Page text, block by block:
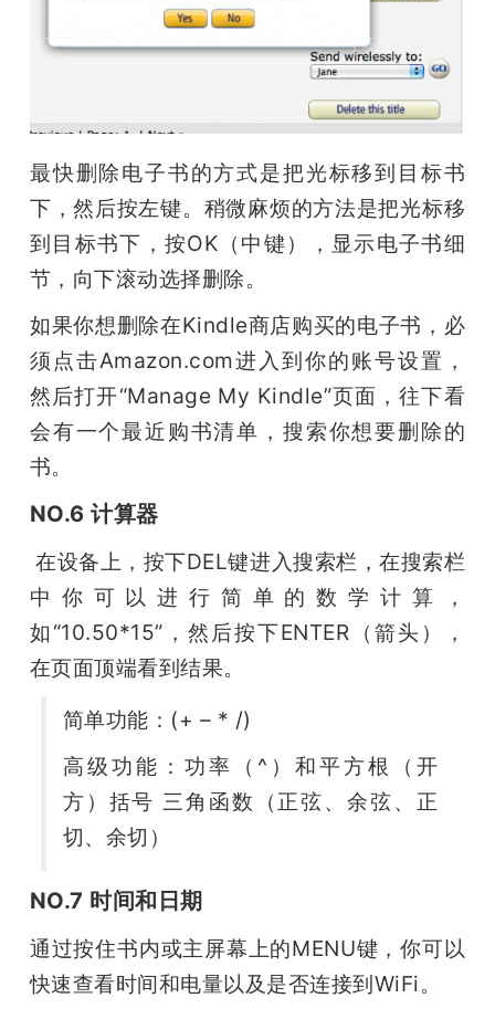
最快删除电子书的方式是把光标移到目标书
下，然后按左键。稍微麻烦的方法是把光标移
到目标书下，按OK（中键），显示电子书细
节，向下滚动选择删除。
如果你想删除在Kindle商店购买的电子书，必
须点击Amazon.com进入到你的账号设置，
然后打开“Manage My Kindle”页面，往下看
会有一个最近购书清单，搜索你想要删除的
书。
NO.6 计算器
在设备上，按下DEL键进入搜索栏，在搜索栏
中你可以进行简单的数学计算，
如“10.50*15”，然后按下ENTER（箭头），
在页面顶端看到结果。
简单功能：(+ – * /)
高级功能：功率（^）和平方根（开
方）括号 三角函数（正弦、余弦、正
切、余切）
NO.7 时间和日期
通过按住书内或主屏幕上的MENU键，你可以
快速查看时间和电量以及是否连接到WiFi。